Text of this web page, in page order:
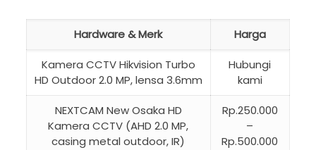
Hardware & Merk Harga
Kamera CCTV Hikvision Turbo
HD Outdoor 2.0 MP, lensa 3.6mm
Hubungi
kami
NEXTCAM New Osaka HD
Kamera CCTV (AHD 2.0 MP,
casing metal outdoor, IR)
Rp.250.000
–
Rp.500.000